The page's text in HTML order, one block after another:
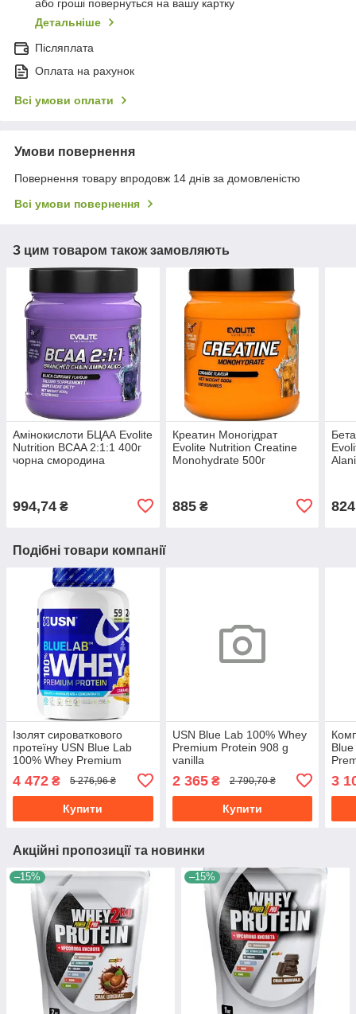
або гроші повернуться на вашу картку
Детальніше
Післяплата
Оплата на рахунок
Всі умови оплати
Умови повернення
Повернення товару впродовж 14 днів за домовленістю
Всі умови повернення
З цим товаром також замовляють
Амінокислоти БЦАА Evolite
Nutrition BCAA 2:1:1 400г
чорна смородина
994,74 ₴
Креатин Моногідрат
Evolite Nutrition Creatine
Monohydrate 500г
885₴
Подібні товари компанії
Ізолят сироваткового
протеїну USN Blue Lab
100% Whey Premium
карамеллю
4 472 ₴ 5 276,96 ₴
Купити
USN Blue Lab 100% Whey
Premium Protein 908 g
vanilla
2 365₴ 2 790,70 ₴
Купити
3
Акційні пропозиції та новинки
–15% –15%